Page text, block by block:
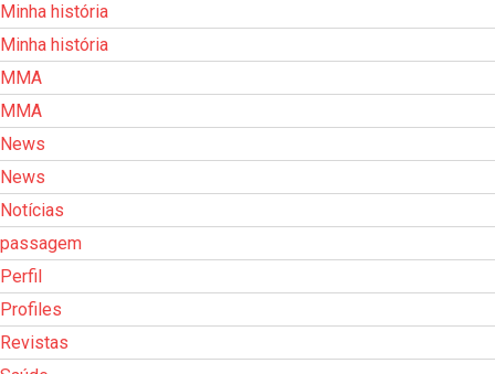
Minha história
Minha história
MMA
MMA
News
News
Notícias
passagem
Perfil
Profiles
Revistas